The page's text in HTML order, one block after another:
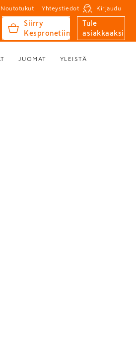
Noutotukut Yhteystiedot Kirjaudu
Siirry
Kespronetiin
Tule
asiakkaaksi
JUOMAT YLEISTÄ